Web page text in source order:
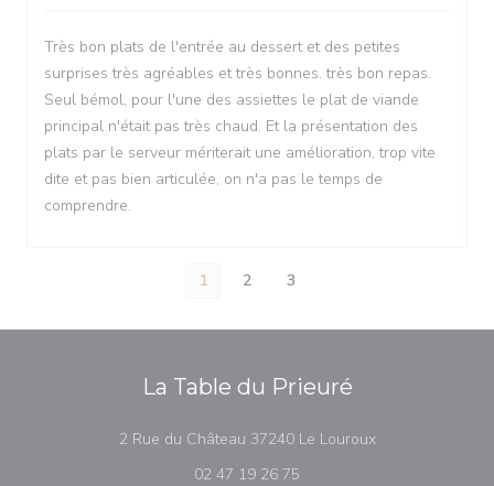
Très bon plats de l'entrée au dessert et des petites
surprises très agréables et très bonnes. très bon repas.
Seul bémol, pour l'une des assiettes le plat de viande
principal n'était pas très chaud. Et la présentation des
plats par le serveur mériterait une amélioration, trop vite
dite et pas bien articulée, on n'a pas le temps de
comprendre.
1 2 3
La Table du Prieuré
2 Rue du Château 37240 Le Louroux((在新窗口中打开
02 47 19 26 75